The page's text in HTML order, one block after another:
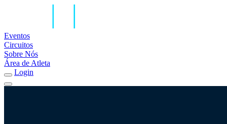
Eventos
Circuitos
Sobre Nós
Área de Atleta
Login